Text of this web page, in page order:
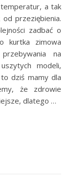
a tak
przeziębienia.
zadbać o
kurtka zimowa
na
modeli,
dziś mamy dla
że zdrowie
dlatego …